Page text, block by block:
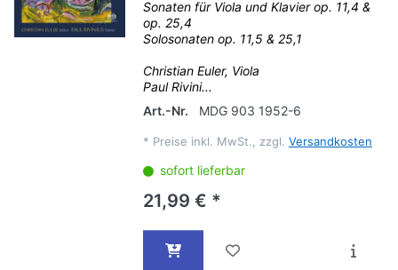
Sonaten für Viola und Klavier op. 11,4 &
op. 25,4
Solosonaten op. 11,5 & 25,1
Christian Euler, Viola
Paul Rivini...
Art.-Nr.
MDG 903 1952-6
* Preise inkl. MwSt., zzgl. Versandkosten
sofort lieferbar
21,99 € *